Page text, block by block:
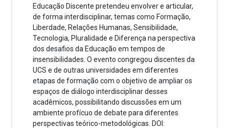
Educação Discente pretendeu envolver e articular,
de forma interdisciplinar, temas como Formação,
Liberdade, Relações Humanas, Sensibilidade,
Tecnologia, Pluralidade e Diferença na perspectiva
dos desafios da Educação em tempos de
insensibilidades. O evento congregou discentes da
UCS e de outras universidades em diferentes
etapas de formação com o objetivo de ampliar os
espaços de diálogo interdisciplinar desses
acadêmicos, possibilitando discussões em um
ambiente profícuo de debate para diferentes
perspectivas teórico-metodológicas. DOI: